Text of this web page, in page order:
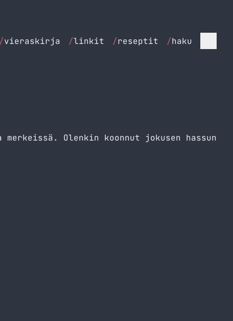
/vieraskirja /linkit /reseptit /haku
Olenkin koonnut jokusen hassun